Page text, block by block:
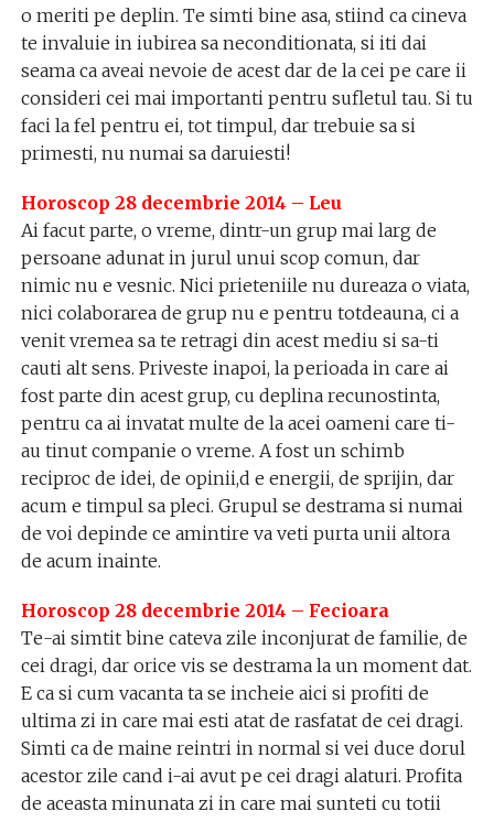
o meriti pe deplin. Te simti bine asa, stiind ca cineva
te invaluie in iubirea sa neconditionata, si iti dai
seama ca aveai nevoie de acest dar de la cei pe care ii
consideri cei mai importanti pentru sufletul tau. Si tu
faci la fel pentru ei, tot timpul, dar trebuie sa si
primesti, nu numai sa daruiesti!
Horoscop 28 decembrie 2014 – Leu
Ai facut parte, o vreme, dintr-un grup mai larg de
persoane adunat in jurul unui scop comun, dar
nimic nu e vesnic. Nici prieteniile nu dureaza o viata,
nici colaborarea de grup nu e pentru totdeauna, ci a
venit vremea sa te retragi din acest mediu si sa-ti
cauti alt sens. Priveste inapoi, la perioada in care ai
fost parte din acest grup, cu deplina recunostinta,
pentru ca ai invatat multe de la acei oameni care ti-
au tinut companie o vreme. A fost un schimb
reciproc de idei, de opinii,d e energii, de sprijin, dar
acum e timpul sa pleci. Grupul se destrama si numai
de voi depinde ce amintire va veti purta unii altora
de acum inainte.
Horoscop 28 decembrie 2014 – Fecioara
Te-ai simtit bine cateva zile inconjurat de familie, de
cei dragi, dar orice vis se destrama la un moment dat.
E ca si cum vacanta ta se incheie aici si profiti de
ultima zi in care mai esti atat de rasfatat de cei dragi.
Simti ca de maine reintri in normal si vei duce dorul
acestor zile cand i-ai avut pe cei dragi alaturi. Profita
de aceasta minunata zi in care mai sunteti cu totii